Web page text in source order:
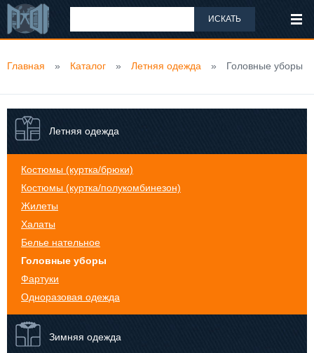
ИСКАТЬ
Главная » Каталог » Летняя одежда » Головные уборы
Летняя одежда
Костюмы (куртка/брюки)
Костюмы (куртка/полукомбинезон)
Жилеты
Халаты
Белье нательное
Головные уборы
Фартуки
Одноразовая одежда
Зимняя одежда